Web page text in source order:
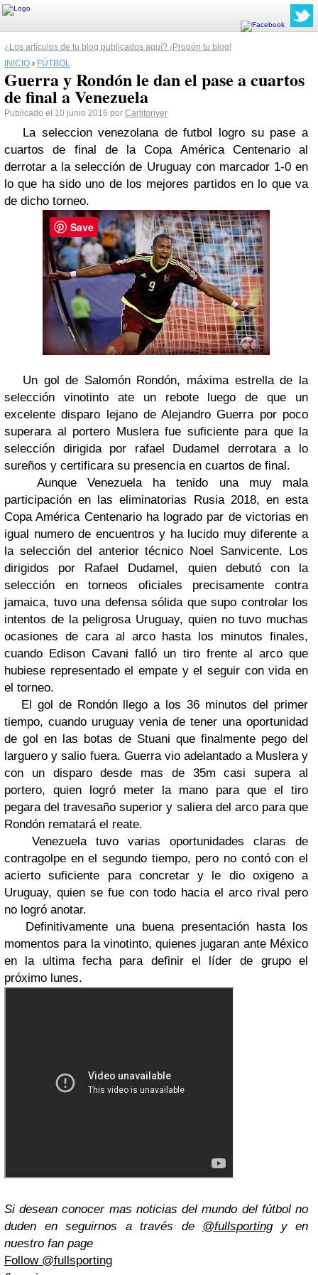
¿Los artículos de tu blog publicados aquí? ¡Propón tu blog!
INICIO › FÚTBOL
Guerra y Rondón le dan el pase a cuartos
de final a Venezuela
Publicado el 10 junio 2016 por Carlitoriver
La seleccion venezolana de futbol logro su pase a
cuartos de final de la Copa América Centenario al
derrotar a la selección de Uruguay con marcador 1-0 en
lo que ha sido uno de los mejores partidos en lo que va
de dicho torneo.
Un gol de Salomón Rondón, máxima estrella de la
selección vinotinto ate un rebote luego de que un
excelente disparo lejano de Alejandro Guerra por poco
superara al portero Muslera fue suficiente para que la
selección dirigida por rafael Dudamel derrotara a lo
sureños y certificara su presencia en cuartos de final.
Aunque Venezuela ha tenido una muy mala
participación en las eliminatorias Rusia 2018, en esta
Copa América Centenario ha logrado par de victorias en
igual numero de encuentros y ha lucido muy diferente a
la selección del anterior técnico Noel Sanvicente. Los
dirigidos por Rafael Dudamel, quien debutó con la
selección en torneos oficiales precisamente contra
jamaica, tuvo una defensa sólida que supo controlar los
intentos de la peligrosa Uruguay, quien no tuvo muchas
ocasiones de cara al arco hasta los minutos finales,
cuando Edison Cavani falló un tiro frente al arco que
hubiese representado el empate y el seguir con vida en
el torneo.
El gol de Rondón llego a los 36 minutos del primer
tiempo, cuando uruguay venia de tener una oportunidad
de gol en las botas de Stuani que finalmente pego del
larguero y salio fuera. Guerra vio adelantado a Muslera y
con un disparo desde mas de 35m casi supera al
portero, quien logró meter la mano para que el tiro
pegara del travesaño superior y saliera del arco para que
Rondón rematará el reate.
Venezuela tuvo varias oportunidades claras de
contragolpe en el segundo tiempo, pero no contó con el
acierto suficiente para concretar y le dio oxigeno a
Uruguay, quien se fue con todo hacia el arco rival pero
no logró anotar.
Definitivamente una buena presentación hasta los
momentos para la vinotinto, quienes jugaran ante México
en la ultima fecha para definir el líder de grupo el
próximo lunes.
Si desean conocer mas noticias del mundo del fútbol no
duden en seguirnos a través de @fullsportingy en
nuestro fan page
Follow @fullsporting
Save